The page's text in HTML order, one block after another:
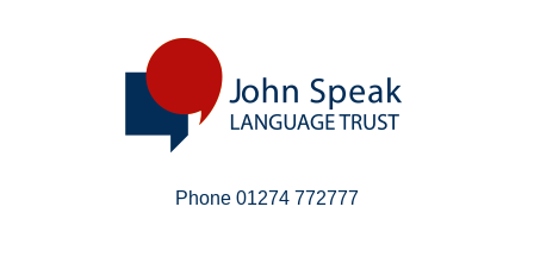
Phone 01274 772777